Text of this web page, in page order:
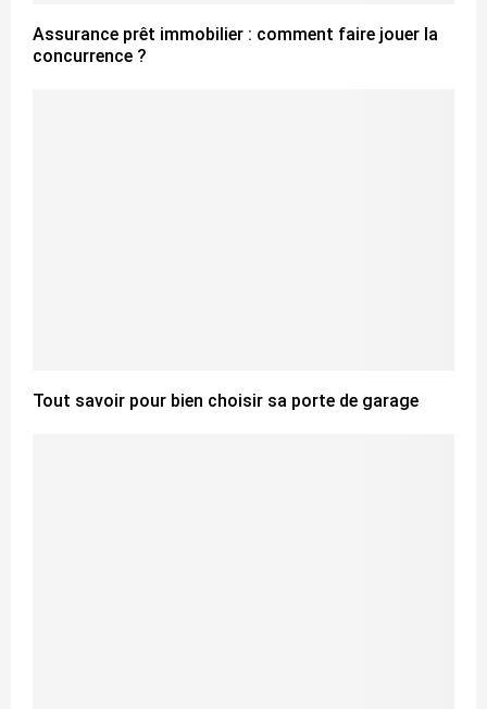
Assurance prêt immobilier : comment faire jouer la
concurrence ?
Tout savoir pour bien choisir sa porte de garage